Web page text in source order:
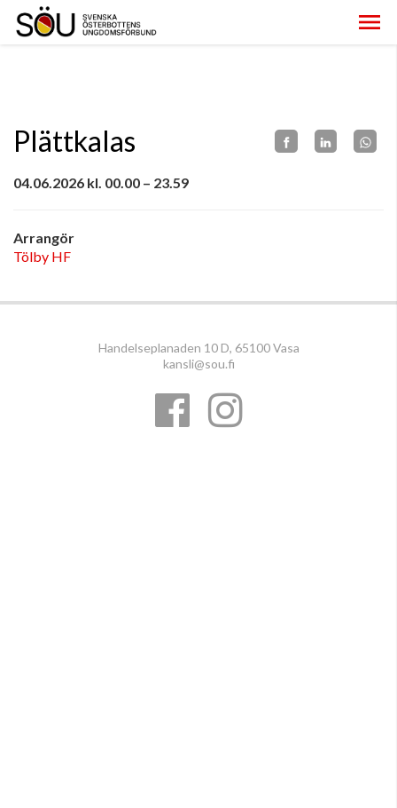
Plättkalas
04.06.2026 kl. 00.00 – 23.59
Arrangör
Tölby HF
Handelseplanaden 10 D, 65100 Vasa
kansli@sou.fi